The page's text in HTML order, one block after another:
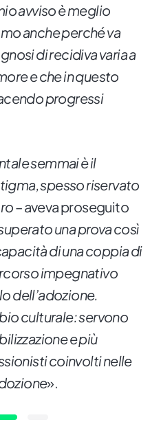
avviso è meglio
anche perché va
di recidiva varia a
e che in questo
progressi
semmai è il
spesso riservato
– aveva proseguito
superato una prova così
di una coppia di
impegnativo
dell’adozione.
culturale: servono
e più
coinvolti nelle
».